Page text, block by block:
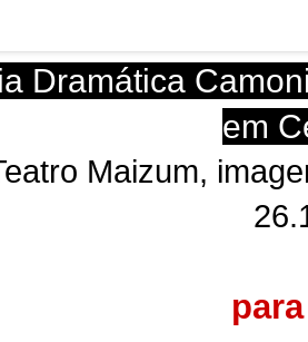
Dramática
em
Maizum,